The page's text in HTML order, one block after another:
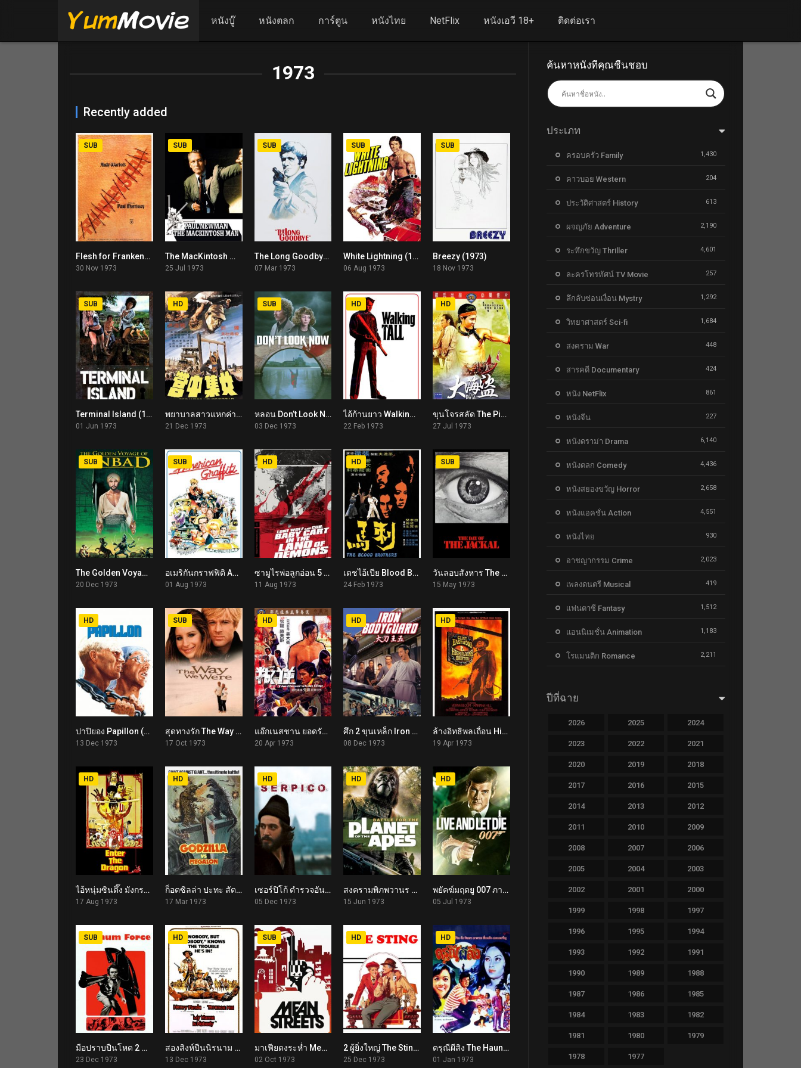
หนังบู๊ หนังตลก การ์ตูน หนังไทย NetFlix หนังเอวี 18+ ติดต่อเรา
1973
Recently added
5.8
SUB
Flesh for Frankenstein (1973)
30 Nov 1973
6.3
SUB
The MacKintosh Man (1973)
25 Jul 1973
7.6
SUB
The Long Goodbye (1973)
07 Mar 1973
6.4
SUB
White Lightning (1973)
06 Aug 1973
SUB
Breezy (1973)
18 Nov 1973
5.2
SUB
Terminal Island (1973)
01 Jun 1973
0
HD
พยาบาลสาวแหกค่ายนรก The Bamboo House of Dolls (1973)
21 Dec 1973
0
SUB
หลอน Don’t Look Now (1973)
03 Dec 1973
6.9
HD
ไอ้ก้านยาว Walking Tall (1973)
22 Feb 1973
6.0
HD
ขุนโจรสลัด The Pirate (1973)
27 Jul 1973
6.8
SUB
The Golden Voyage of Sinbad (1973)
20 Dec 1973
7.4
SUB
อเมริกันกราฟฟิติ American Graffiti (1973)
01 Aug 1973
7.6
HD
ซามูไรพ่อลูกอ่อน 5 Lone Wolf and Cub: Baby Cart in the Land of Demons (1973)
11 Aug 1973
6.8
HD
เดชไอ้เปีย Blood Brothers (1973)
24 Feb 1973
7.8
SUB
วันลอบสังหาร The Day of the Jackal (1973)
15 May 1973
8.0
HD
ปาปิยอง Papillon (1973)
13 Dec 1973
7.1
SUB
สุดทางรัก The Way We Were (1973)
17 Oct 1973
6.9
HD
แอ๊กเนสชาน ยอดรัก The Generation Gap (1973)
20 Apr 1973
6.2
HD
ศึก 2 ขุนเหล็ก Iron Bodyguard (1973)
08 Dec 1973
7.5
HD
ล้างอิทธิพลเถื่อน High Plains Drifter (1973)
19 Apr 1973
7.7
HD
ไอ้หนุ่มซินตึ๊ง มังกรประจัญบาน Enter the Dragon (1973)
17 Aug 1973
4.8
HD
ก็อตซิลล่า ปะทะ สัตว์ประหลาดใต้พิภพ Godzilla vs. Megalon (1973)
17 Mar 1973
7.7
HD
เซอร์ปิโก้ ตำรวจอันตราย Serpico (1973)
05 Dec 1973
5.5
HD
สงครามพิภพวานร Battle for the Planet of the Apes (1973)
15 Jun 1973
6.8
HD
พยัคฆ์มฤตยู 007 ภาค 8 Live and Let Die (1973)
05 Jul 1973
7.2
SUB
มือปราบปืนโหด 2 Magnum Force (1973)
23 Dec 1973
7.5
HD
สองสิงห์ปืนนิรนาม My Name Is Nobody (1973)
13 Dec 1973
7.3
SUB
มาเฟียดงระห่ำ Mean Streets (1973)
02 Oct 1973
8.3
HD
2 ผู้ยิ่งใหญ่ The Sting (1973)
25 Dec 1973
5.5
HD
ดรุณีผีสิง The Haunted Girl (1973)
01 Jan 1973
ค้นหาหนังที่คุณชื่นชอบ
ประเภท
ครอบครัว Family 1,430
คาวบอย Western 204
ประวัติศาสตร์ History 613
ผจญภัย Adventure 2,190
ระทึกขวัญ Thriller 4,601
ละครโทรทัศน์ TV Movie 257
ลึกลับซ่อนเงื่อน Mystry 1,292
วิทยาศาสตร์ Sci-fi 1,684
สงคราม War 448
สารคดี Documentary 424
หนัง NetFlix 861
หนังจีน 227
หนังดราม่า Drama 6,140
หนังตลก Comedy 4,436
หนังสยองขวัญ Horror 2,658
หนังแอคชั่น Action 4,551
หนังไทย 930
อาชญากรรม Crime 2,023
เพลงดนตรี Musical 419
แฟนตาซี Fantasy 1,512
แอนนิเมชั่น Animation 1,183
โรแมนติก Romance 2,211
ปีที่ฉาย
2026 2025 2024
2023 2022 2021
2020 2019 2018
2017 2016 2015
2014 2013 2012
2011 2010 2009
2008 2007 2006
2005 2004 2003
2002 2001 2000
1999 1998 1997
1996 1995 1994
1993 1992 1991
1990 1989 1988
1987 1986 1985
1984 1983 1982
1981 1980 1979
1978 1977